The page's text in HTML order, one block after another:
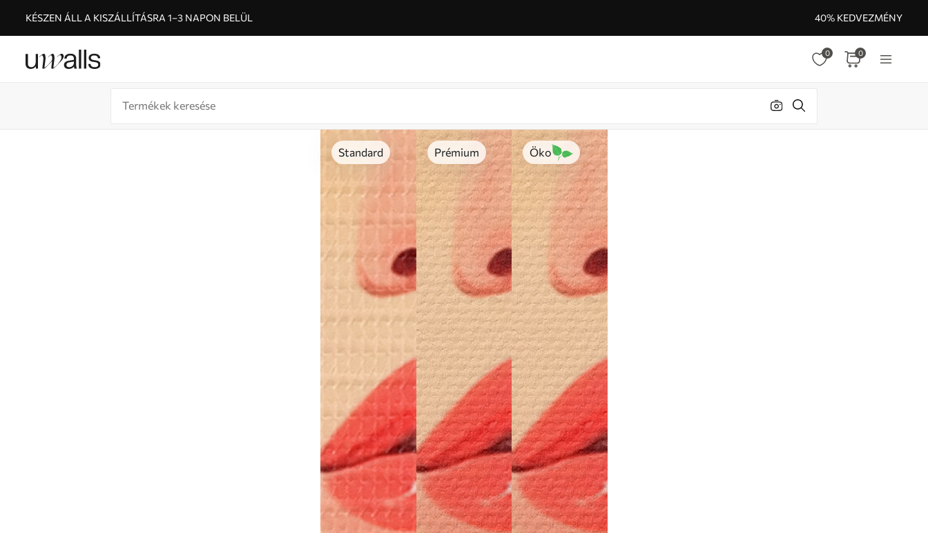
KÉSZEN ÁLL A KISZÁLLÍTÁSRA 1–3 NAPON BELÜL 40% KEDVEZMÉNY
0 0
Standard Prémium Öko